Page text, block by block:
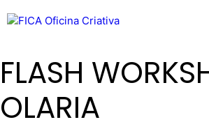
para
conteúdo
FLASH
OLARIA